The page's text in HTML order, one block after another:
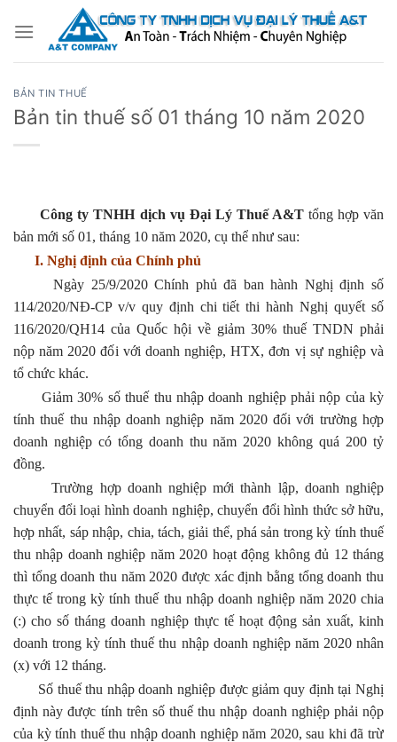
qua
BẢN TIN THUẾ
Bản tin thuế số 01 tháng 10 năm 2020
Công ty TNHH dịch vụ ĐạiLý ThuếA&Ttổng hợp văn
bản mới số 01, tháng 10 năm 2020, cụ thể như sau:
I. Nghị định của Chính phủ
Ngày 25/9/2020 Chính phủ đã ban hành Nghị định số
114/2020/NĐ-CP v/v quy định chi tiết thi hành Nghị quyết số
116/2020/QH14 của Quốc hội về giảm 30% thuế TNDN phải
nộp năm 2020 đối với doanh nghiệp, HTX, đơn vị sự nghiệp và
tổ chức khác.
Giảm 30% số thuế thu nhập doanh nghiệp phải nộp của kỳ
tính thuế thu nhập doanh nghiệp năm 2020 đối với trường hợp
doanh nghiệp có tổng doanh thu năm 2020 không quá 200 tỷ
đồng.
Trường hợp doanh nghiệp mới thành lập, doanh nghiệp
chuyển đổi loại hình doanh nghiệp, chuyển đổi hình thức sở hữu,
hợp nhất, sáp nhập, chia, tách, giải thể, phá sản trong kỳ tính thuế
thu nhập doanh nghiệp năm 2020 hoạt động không đủ 12 tháng
thì tổng doanh thu năm 2020 được xác định bằng tổng doanh thu
thực tế trong kỳ tính thuế thu nhập doanh nghiệp năm 2020 chia
(:) cho số tháng doanh nghiệp thực tế hoạt động sản xuất, kinh
doanh trong kỳ tính thuế thu nhập doanh nghiệp năm 2020 nhân
(x) với 12 tháng.
Số thuế thu nhập doanh nghiệp được giảm quy định tại Nghị
định này được tính trên số thuế thu nhập doanh nghiệp phải nộp
của kỳ tính thuế thu nhập doanh nghiệp năm 2020, sau khi đã trừ